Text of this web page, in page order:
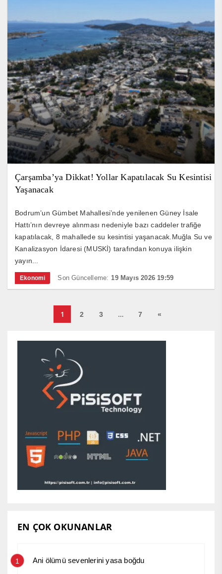
Çarşamba’ya Dikkat! Yollar Kapatılacak Su Kesintisi
Yaşanacak
Bodrum’un Gümbet Mahallesi’nde yenilenen Güney İsale
Hattı’nın devreye alınması nedeniyle bazı caddeler trafiğe
kapatılacak, 8 mahallede su kesintisi yaşanacak.Muğla Su ve
Kanalizasyon İdaresi (MUSKİ) tarafından konuya ilişkin
yayın...
Ekonomi Son Güncelleme: 19 Mayıs 2026 19:59
1 2 3 … 7 «
EN ÇOK OKUNANLAR
1 Ani ölümü sevenlerini yasa boğdu